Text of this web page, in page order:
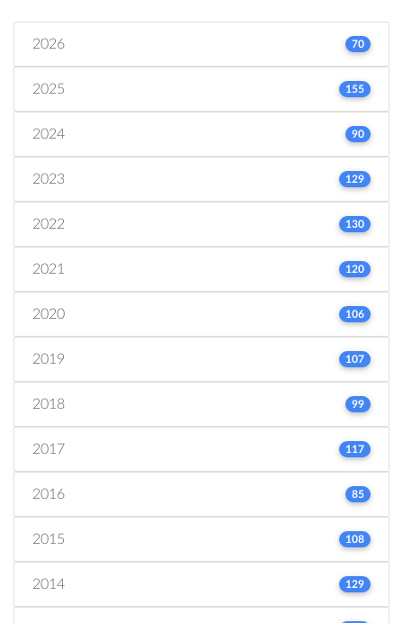
2026 70
2025 155
2024 90
2023 129
2022 130
2021 120
2020 106
2019 107
2018 99
2017 117
2016 85
2015 108
2014 129